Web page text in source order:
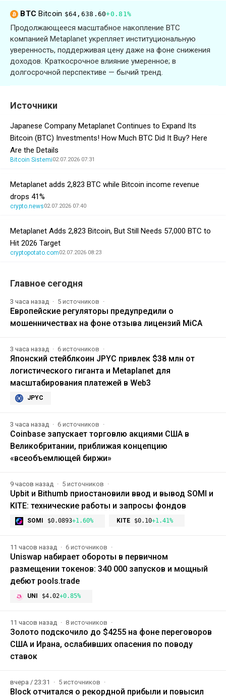
BTCBitcoin $64,638.60+0.81%
Продолжающееся масштабное накопление BTC
компанией Metaplanet укрепляет институциональную
уверенность, поддерживая цену даже на фоне снижения
доходов. Краткосрочное влияние умеренное; в
долгосрочной перспективе — бычий тренд.
Источники
Japanese Company Metaplanet Continues to Expand Its
Bitcoin (BTC) Investments! How Much BTC Did It Buy? Here
Are the Details
Bitcoin Sistemi02.07.2026 07:31
Metaplanet adds 2,823 BTC while Bitcoin income revenue
drops 41%
crypto.news02.07.2026 07:40
Metaplanet Adds 2,823 Bitcoin, But Still Needs 57,000 BTC to
Hit 2026 Target
cryptopotato.com02.07.2026 08:23
Главное сегодня
3 часа назад 5 источников
Европейские регуляторы предупредили о
мошенничествах на фоне отзыва лицензий MiCA
3 часа назад 6 источников
Японский стейблкоин JPYC привлек $38 млн от
логистического гиганта и Metaplanet для
масштабирования платежей в Web3
JPYC
3 часа назад 6 источников
Coinbase запускает торговлю акциями США в
Великобритании, приближая концепцию
«всеобъемлющей биржи»
9 часов назад 5 источников
Upbit и Bithumb приостановили ввод и вывод SOMI и
KITE: технические работы и запросы фондов
SOMI $0.0893+1.60% KITE $0.10+1.41%
11 часов назад 6 источников
Uniswap набирает обороты в первичном
размещении токенов: 340 000 запусков и мощный
дебют pools.trade
UNI $4.02+0.85%
11 часов назад 8 источников
Золото подскочило до $4255 на фоне переговоров
США и Ирана, ослабивших опасения по поводу
ставок
вчера / 23:31 5 источников
Block отчитался о рекордной прибыли и повысил